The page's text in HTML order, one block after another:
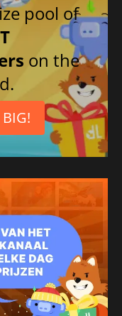
pool of
on the